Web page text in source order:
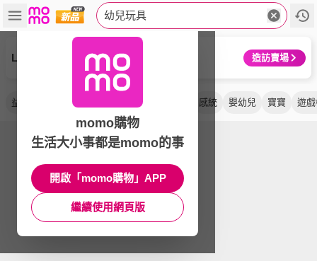
幼兒玩具
LEGO 樂高 造訪賣場
益智 早教 彌月禮 感統 嬰幼兒 寶寶 遊
momo購物
生活大小事都是momo的事
開啟「momo購物」APP
繼續使用網頁版